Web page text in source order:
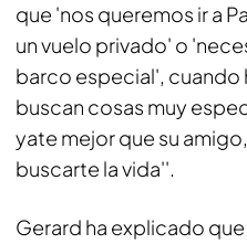
que 'nos queremos ir a
un vuelo privado' o
barco especial', cuando
buscan cosas muy
yate mejor que su
buscarte la vida''.
Gerard ha explicado que